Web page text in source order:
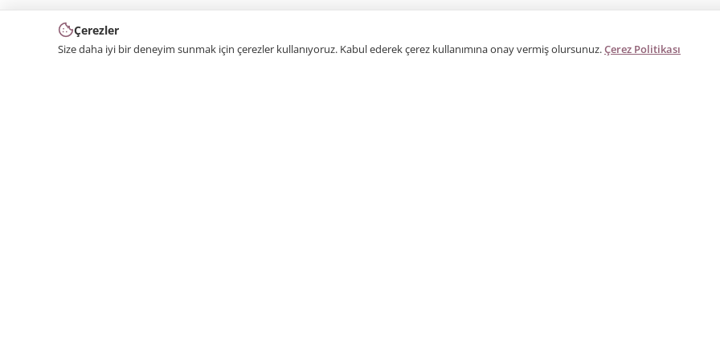
Çerezler
Size daha iyi bir deneyim sunmak için çerezler kullanıyoruz. Kabul ederek çerez kullanımına onay vermiş olursunuz.Çerez Politikası